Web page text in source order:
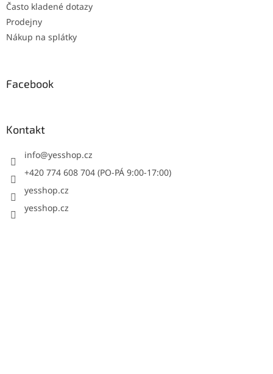
Často kladené dotazy
Prodejny
Nákup na splátky
Facebook
Kontakt
info@yesshop.cz
+420 774 608 704 (PO-PÁ 9:00-17:00)
yesshop.cz
yesshop.cz